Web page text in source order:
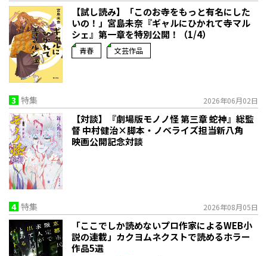
【試し読み】「このお寺をもっと有名にした
いの！」宮島未奈『ギャルにひかれて寺マル
シェ』第一章を特別公開！（1/4）
青春 文芸作品
3 特集 2026年06月02日
【対談】『劇場版モノノ怪 第三章 蛇神』総監
督 中村健治×脚本・ノベライズ担当新八角
映画公開記念対談
4 特集 2026年08月05日
「ここでしか読めないプロ作家によるWEB小
説の連載」――カクヨムネクストで読めるホラー
作品5選